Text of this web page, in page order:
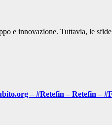
e innovazione. Tuttavia, le
– #Retefin – Retefin –